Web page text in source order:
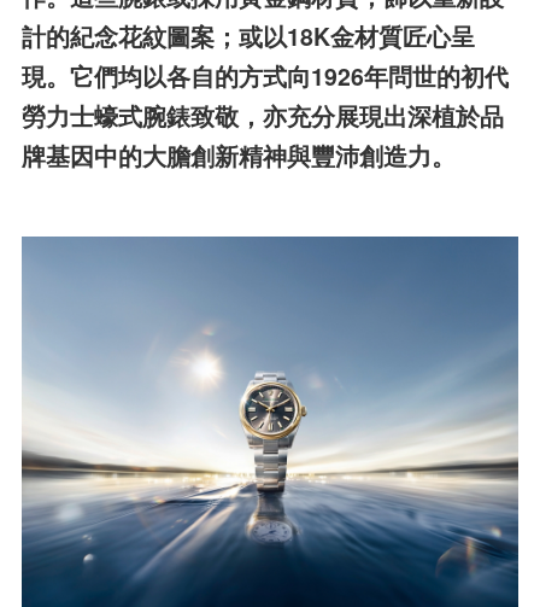
計的紀念花紋圖案；或以18K金材質匠心呈
現。它們均以各自的方式向1926年問世的初代
勞力士蠔式腕錶致敬，亦充分展現出深植於品
牌基因中的大膽創新精神與豐沛創造力。